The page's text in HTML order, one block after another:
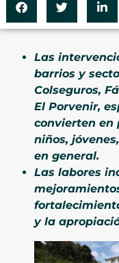
Las
barrios y
Colseguros,
El Porvenir,
convierten en
niños,
en general.
Las labores
y la